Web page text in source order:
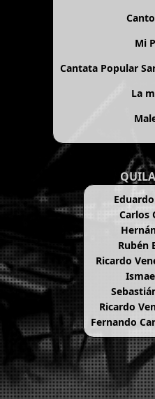
Mi
Cantata Popular
La
Carlos
Rubén
Ricardo
Ricardo
Fernando